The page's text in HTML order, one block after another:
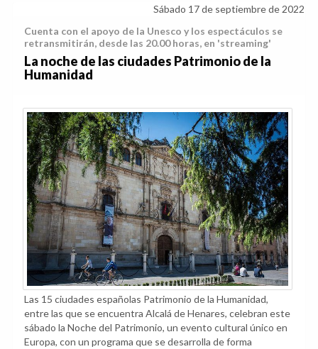
Sábado 17 de septiembre de 2022
Cuenta con el apoyo de la Unesco y los espectáculos se
retransmitirán, desde las 20.00 horas, en 'streaming'
La noche de las ciudades Patrimonio de la
Humanidad
Las 15 ciudades españolas Patrimonio de la Humanidad,
entre las que se encuentra Alcalá de Henares, celebran este
sábado la Noche del Patrimonio, un evento cultural único en
Europa, con un programa que se desarrolla de forma